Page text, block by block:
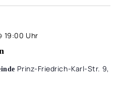
19:00 Uhr
Prinz-Friedrich-Karl-Str. 9,